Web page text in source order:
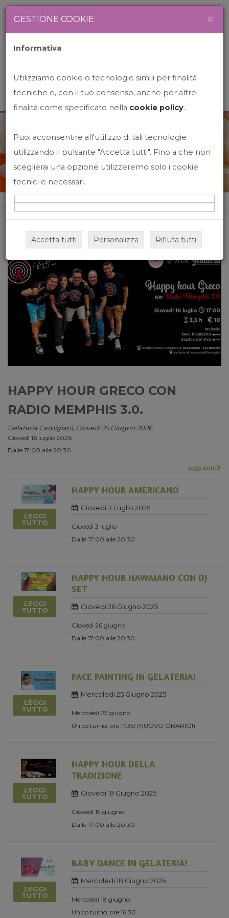
News&Events
Home News&events
HAPPY HOUR GRECO CON
RADIO MEMPHIS 3.0.
Gelateria Carpigiani, Giovedi 25 Giugno 2026
Giovedì 16 luglio 2026
Dalle 17:00 alle 20:30
Leggi tutto
LEGGI
TUTTO
HAPPY HOUR AMERICANO
Giovedi 3 Luglio 2025
Giovedì 3 luglio
Dalle 17:00 alle 20:30
LEGGI
TUTTO
HAPPY HOUR HAWAIANO CON DJ
SET
Giovedi 26 Giugno 2025
Giovedì 26 giugno
Dalle 17:00 alle 20:30
LEGGI
TUTTO
FACE PAINTING IN GELATERIA!
Mercoledi 25 Giugno 2025
Mercoledì 25 giugno
Unico turno: ore 17.30 (NUOVO ORARIO!)
LEGGI
TUTTO
HAPPY HOUR DELLA
TRADIZIONE
Giovedi 19 Giugno 2025
Giovedì 19 giugno
Dalle 17:00 alle 20:30
LEGGI
TUTTO
BABY DANCE IN GELATERIA!
Mercoledi 18 Giugno 2025
Mercoledì 18 giugno
Unico turno: ore 16.30
GESTIONE COOKIE ×
Informativa
Utilizziamo cookie o tecnologie simili per finalità
tecniche e, con il tuo consenso, anche per altre
finalità come specificato nella cookie policy.
Puoi acconsentire all'utilizzo di tali tecnologie
utilizzando il pulsante "Accetta tutti". Fino a che non
sceglierai una opzione utilizzeremo solo i cookie
tecnici e necessari.
Accetta tutti Personalizza Rifiuta tutti